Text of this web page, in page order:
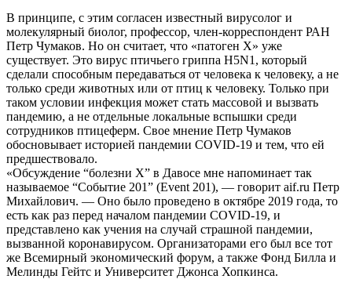
В принципе, с этим согласен известный вирусолог и
молекулярный биолог, профессор, член-корреспондент РАН
Петр Чумаков. Но он считает, что «патоген Х» уже
существует. Это вирус птичьего гриппа H5N1, который
сделали способным передаваться от человека к человеку, а не
только среди животных или от птиц к человеку. Только при
таком условии инфекция может стать массовой и вызвать
пандемию, а не отдельные локальные вспышки среди
сотрудников птицеферм. Свое мнение Петр Чумаков
обосновывает историей пандемии COVID-19 и тем, что ей
предшествовало.
«Обсуждение “болезни Х” в Давосе мне напоминает так
называемое “Событие 201” (Event 201), — говорит aif.ru Петр
Михайлович. — Оно было проведено в октябре 2019 года, то
есть как раз перед началом пандемии COVID-19, и
представлено как учения на случай страшной пандемии,
вызванной коронавирусом. Организаторами его был все тот
же Всемирный экономический форум, а также Фонд Билла и
Мелинды Гейтс и Университет Джонса Хопкинса.